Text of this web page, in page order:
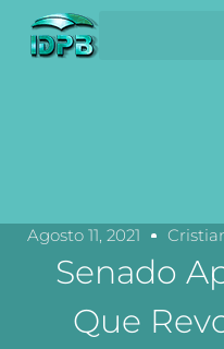
Agosto 11, 2021
Senado
Que